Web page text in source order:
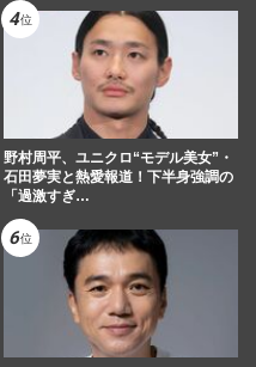
野村周平、ユニクロ“モデル美女”・
石田夢実と熱愛報道！下半身強調の
「過激すぎ…